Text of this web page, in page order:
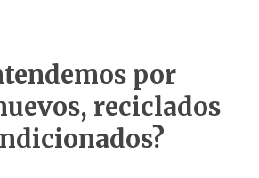
por
reciclados